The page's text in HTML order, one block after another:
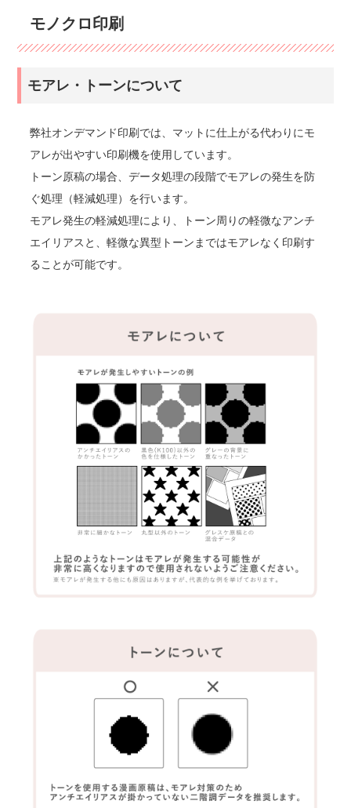
モノクロ印刷
モアレ・トーンについて
弊社オンデマンド印刷では、マットに仕上がる代わりにモ
アレが出やすい印刷機を使用しています。
トーン原稿の場合、データ処理の段階でモアレの発生を防
ぐ処理（軽減処理）を行います。
モアレ発生の軽減処理により、トーン周りの軽微なアンチ
エイリアスと、軽微な異型トーンまではモアレなく印刷す
ることが可能です。